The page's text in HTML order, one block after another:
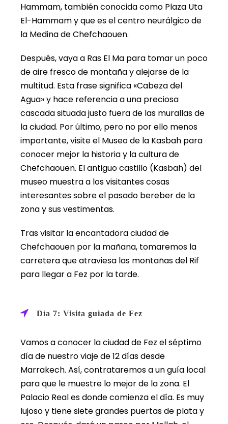
Hammam, también conocida como Plaza Uta
El-Hammam y que es el centro neurálgico de
la Medina de Chefchaouen.
Después, vaya a Ras El Ma para tomar un poco
de aire fresco de montaña y alejarse de la
multitud. Esta frase significa «Cabeza del
Agua» y hace referencia a una preciosa
cascada situada justo fuera de las murallas de
la ciudad. Por último, pero no por ello menos
importante, visite el Museo de la Kasbah para
conocer mejor la historia y la cultura de
Chefchaouen. El antiguo castillo (Kasbah) del
museo muestra a los visitantes cosas
interesantes sobre el pasado bereber de la
zona y sus vestimentas.
Tras visitar la encantadora ciudad de
Chefchaouen por la mañana, tomaremos la
carretera que atraviesa las montañas del Rif
para llegar a Fez por la tarde.
Día 7: Visita guiada de Fez
Vamos a conocer la ciudad de Fez el séptimo
día de nuestro viaje de 12 días desde
Marrakech. Así, contrataremos a un guía local
para que le muestre lo mejor de la zona. El
Palacio Real es donde comienza el día. Es muy
lujoso y tiene siete grandes puertas de plata y